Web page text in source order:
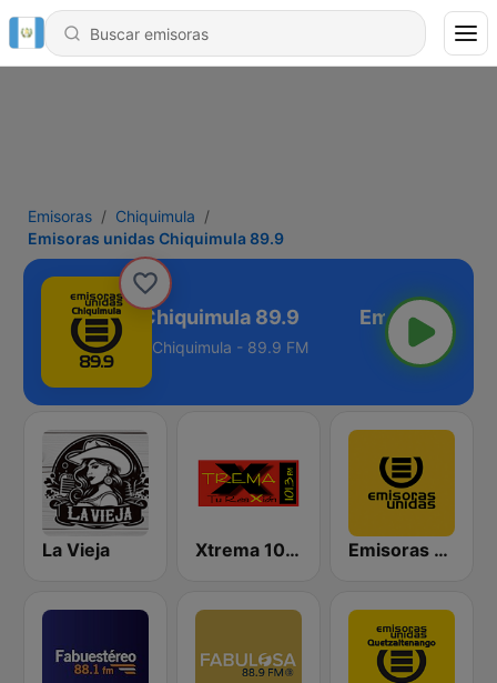
Emisoras
Chiquimula
Emisoras unidas Chiquimula 89.9
unidas Chiquimula 89.9
Chiquimula - 89.9 FM
La Vieja Xtrema 101.3 FM Emisoras Unidas